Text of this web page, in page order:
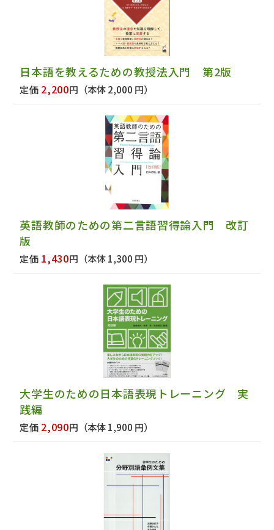
日本語を教えるための教授法入門 第2版
定価 2,200円 （本体 2,000 円）
英語教師のための第二言語習得論入門 改訂
版
定価 1,430円 （本体 1,300 円）
大学生のための日本語表現トレーニング 実
践編
定価 2,090円 （本体 1,900 円）